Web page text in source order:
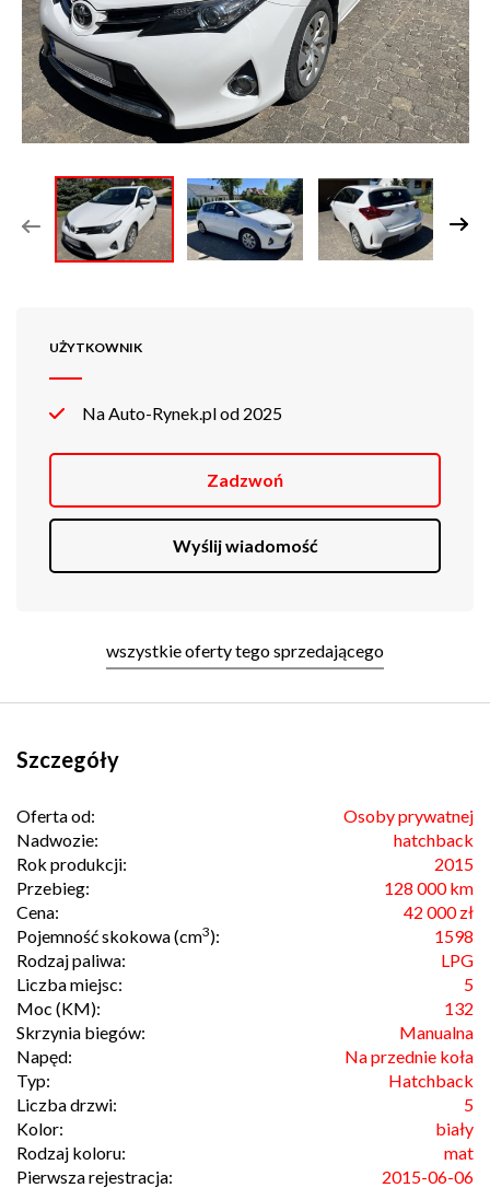
UŻYTKOWNIK
Na Auto-Rynek.pl od 2025
Zadzwoń
Wyślij wiadomość
wszystkie oferty tego sprzedającego
Szczegóły
Oferta od:
Osoby prywatnej
Nadwozie:
hatchback
Rok produkcji:
2015
Przebieg:
128 000 km
Cena:
42 000 zł
Pojemność skokowa (cm3):
1598
Rodzaj paliwa:
LPG
Liczba miejsc:
5
Moc (KM):
132
Skrzynia biegów:
Manualna
Napęd:
Na przednie koła
Typ:
Hatchback
Liczba drzwi:
5
Kolor:
biały
Rodzaj koloru:
mat
Pierwsza rejestracja:
2015-06-06